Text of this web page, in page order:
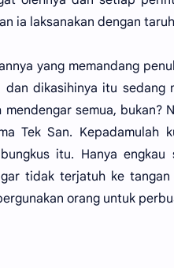
ia laksanakan dengan
yang memandang
dikasihinya itu sedang
semua, bukan?
Tek San. Kepadamulah
itu. Hanya
tidak terjatuh ke
orang untuk